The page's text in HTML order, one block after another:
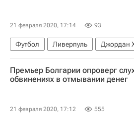
21 февраля 2020, 17:14 93
Футбол Ливерпуль Джордан
Премьер Болгарии опроверг
обвинениях в отмывании денег
21 февраля 2020, 17:12 555